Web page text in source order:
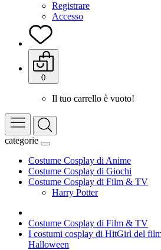
Registrare
Accesso
0
Il tuo carrello è vuoto!
categorie
Costume Cosplay di Anime
Costume Cosplay di Giochi
Costume Cosplay di Film & TV
Harry Potter
Costume Cosplay di Film & TV
I costumi cosplay di HitGirl del
Halloween